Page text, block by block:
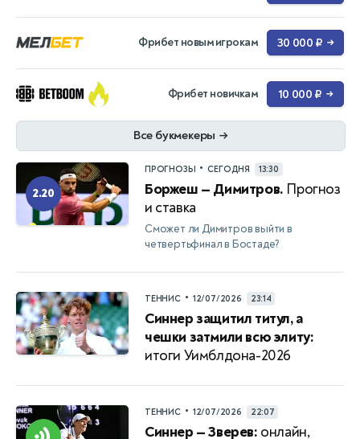
Фрибет новым игрокам 30 000 ₽ →
Фрибет новичкам 10 000 ₽ →
Все букмекеры →
2.20
ПРОГНОЗЫ • СЕГОДНЯ 13:30
Боржеш — Димитров. Прогноз
и ставка
Сможет ли Димитров выйти в
четвертьфинал в Бостаде?
ТЕННИС • 12/07/2026 23:14
Синнер защитил титул, а
чешки затмили всю элиту:
итоги Уимблдона-2026
ТЕННИС • 12/07/2026 22:07
Синнер — Зверев: онлайн,